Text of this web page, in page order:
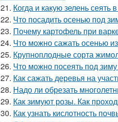
21. Когда и какую зелень сеять
22. Что посадить осенью под
23. Почему картофель при
24. Что можно сажать осенью
25. Крупноплодные сорта
26. Что можно посеять под
27. Как сажать деревья на
28. Надо ли обрезать
29. Как зимуют розы. Как
30. Как узнать кислотность